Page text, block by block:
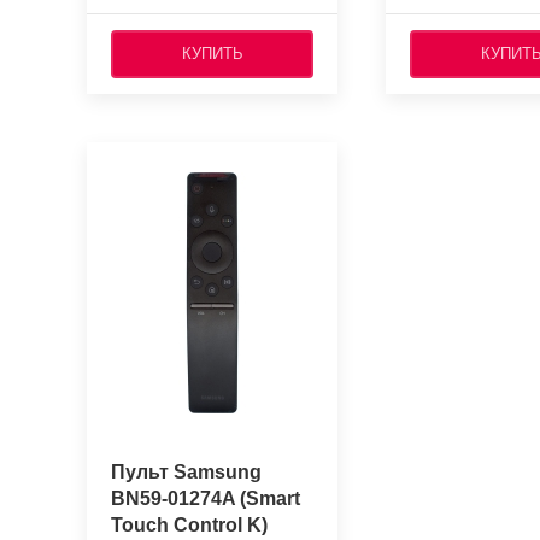
КУПИТЬ КУПИТЬ
Пульт Samsung
BN59-01274A (Smart
Touch Control K)